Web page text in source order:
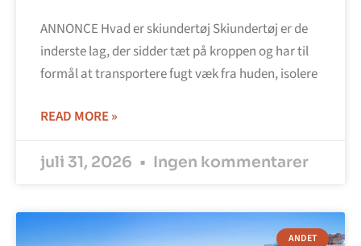
ANNONCE Hvad er skiundertøj Skiundertøj er de
inderste lag, der sidder tæt på kroppen og har til
formål at transportere fugt væk fra huden, isolere
READ MORE »
juli 31, 2026 Ingen kommentarer
ANDET